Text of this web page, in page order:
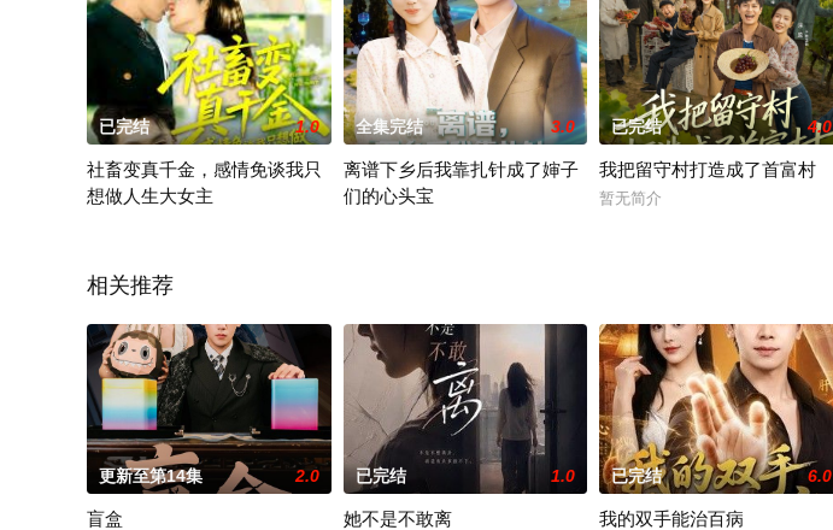
已完结 1.0
社畜变真千金，感情免谈我只
想做人生大女主
全集完结 3.0
离谱下乡后我靠扎针成了婶子
们的心头宝
已完结 4.0
我把留守村打造成了首富村
暂无简介
相关推荐
更新至第14集 2.0
盲盒
已完结 1.0
她不是不敢离
已完结 6.0
我的双手能治百病